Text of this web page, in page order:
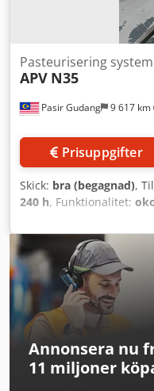
Pasir Gudang 9 617 km
Pasteurisering system
APV N35
Prisuppgifter
Skick: bra (begagnad),
240 h, Funktionalitet:
Annonsera nu
11 miljoner